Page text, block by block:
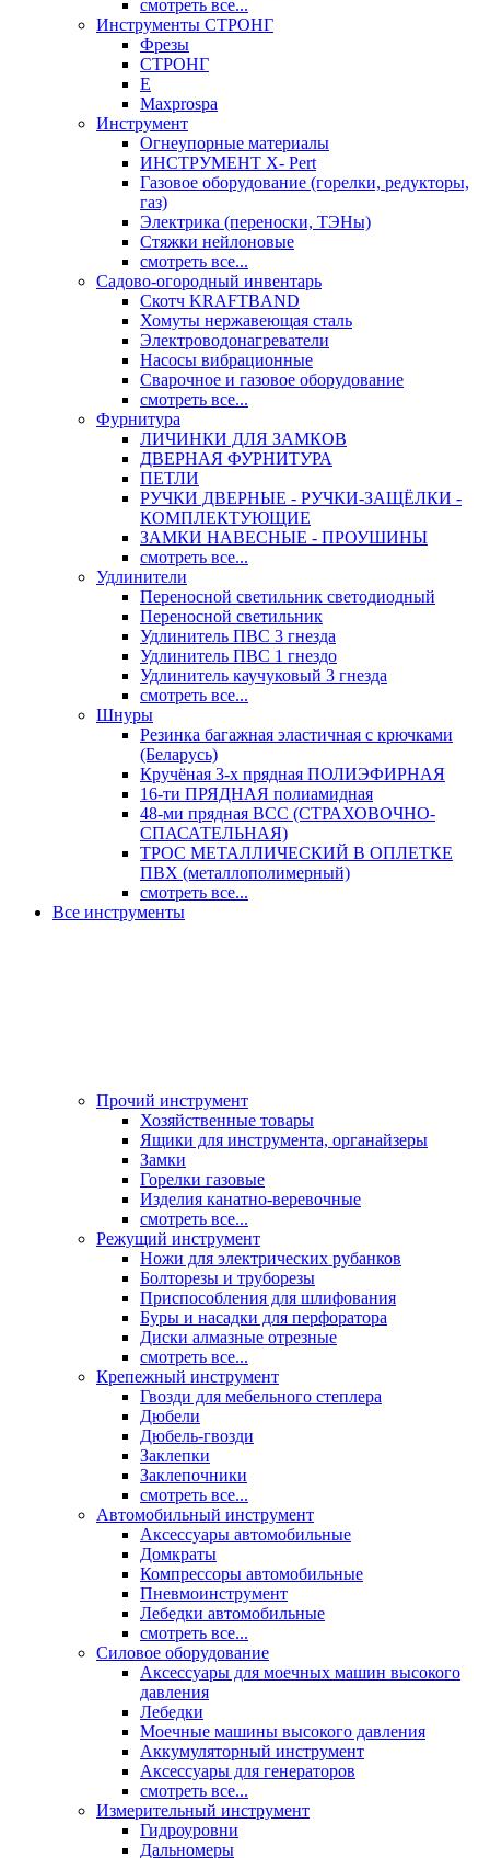
смотреть все...
Инструменты СТРОНГ
Фрезы
СТРОНГ
Е
Maxprospa
Инструмент
Огнеупорные материалы
ИНСТРУМЕНТ X- Pert
Газовое оборудование (горелки, редукторы,
газ)
Электрика (переноски, ТЭНы)
Стяжки нейлоновые
смотреть все...
Садово-огородный инвентарь
Скотч KRAFTBAND
Хомуты нержавеющая сталь
Электроводонагреватели
Насосы вибрационные
Сварочное и газовое оборудование
смотреть все...
Фурнитура
ЛИЧИНКИ ДЛЯ ЗАМКОВ
ДВЕРНАЯ ФУРНИТУРА
ПЕТЛИ
РУЧКИ ДВЕРНЫЕ - РУЧКИ-ЗАЩЁЛКИ -
КОМПЛЕКТУЮЩИЕ
ЗАМКИ НАВЕСНЫЕ - ПРОУШИНЫ
смотреть все...
Удлинители
Переносной светильник светодиодный
Переносной светильник
Удлинитель ПВС 3 гнезда
Удлинитель ПВС 1 гнездо
Удлинитель каучуковый 3 гнезда
смотреть все...
Шнуры
Резинка багажная эластичная с крючками
(Беларусь)
Кручёная 3-х прядная ПОЛИЭФИРНАЯ
16-ти ПРЯДНАЯ полиамидная
48-ми прядная ВСС (СТРАХОВОЧНО-
СПАСАТЕЛЬНАЯ)
ТРОС МЕТАЛЛИЧЕСКИЙ В ОПЛЕТКЕ
ПВХ (металлополимерный)
смотреть все...
Все инструменты
Прочий инструмент
Хозяйственные товары
Ящики для инструмента, органайзеры
Замки
Горелки газовые
Изделия канатно-веревочные
смотреть все...
Режущий инструмент
Ножи для электрических рубанков
Болторезы и труборезы
Приспособления для шлифования
Буры и насадки для перфоратора
Диски алмазные отрезные
смотреть все...
Крепежный инструмент
Гвозди для мебельного степлера
Дюбели
Дюбель-гвозди
Заклепки
Заклепочники
смотреть все...
Автомобильный инструмент
Аксессуары автомобильные
Домкраты
Компрессоры автомобильные
Пневмоинструмент
Лебедки автомобильные
смотреть все...
Силовое оборудование
Аксессуары для моечных машин высокого
давления
Лебедки
Моечные машины высокого давления
Аккумуляторный инструмент
Аксессуары для генераторов
смотреть все...
Измерительный инструмент
Гидроуровни
Дальномеры